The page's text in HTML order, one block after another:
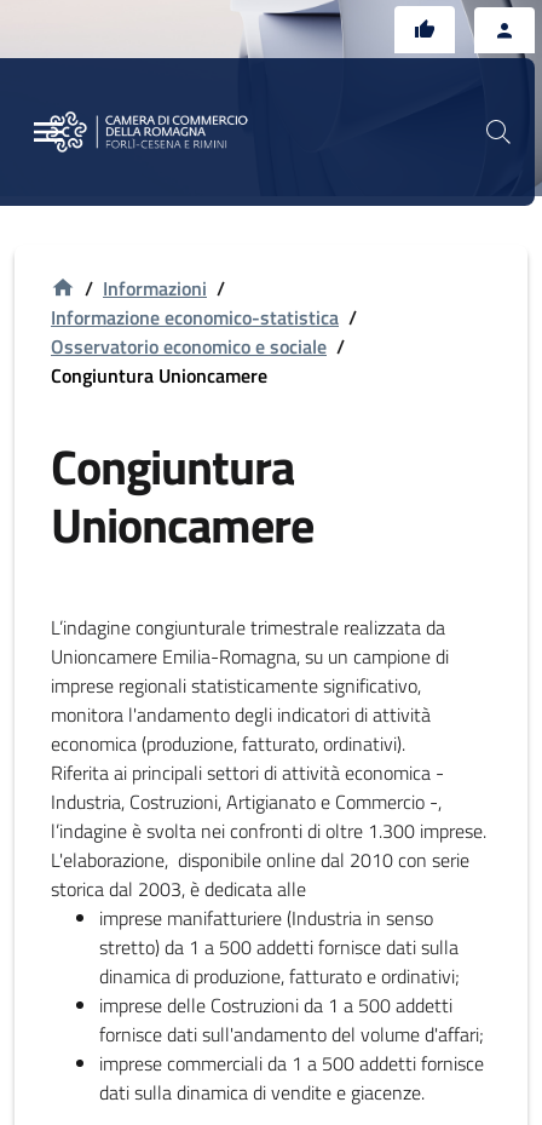
/ Informazioni /
Informazione economico-statistica /
Osservatorio economico e sociale /
Congiuntura Unioncamere
Congiuntura
Unioncamere
L’indagine congiunturale trimestrale realizzata da
Unioncamere Emilia-Romagna, su un campione di
imprese regionali statisticamente significativo,
monitora l'andamento degli indicatori di attività
economica (produzione, fatturato, ordinativi).
Riferita ai principali settori di attività economica -
Industria, Costruzioni, Artigianato e Commercio -,
l’indagine è svolta nei confronti di oltre 1.300 imprese.
L'elaborazione, disponibile online dal 2010 con serie
storica dal 2003, è dedicata alle
imprese manifatturiere (Industria in senso
stretto) da 1 a 500 addetti fornisce dati sulla
dinamica di produzione, fatturato e ordinativi;
imprese delle Costruzioni da 1 a 500 addetti
fornisce dati sull'andamento del volume d'affari;
imprese commerciali da 1 a 500 addetti fornisce
dati sulla dinamica di vendite e giacenze.